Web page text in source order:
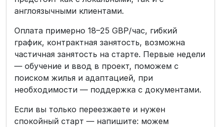
англоязычными клиентами.
Оплата примерно 18–25 GBP/час, гибкий
график, контрактная занятость, возможна
частичная занятость на старте. Первые недели
— обучение и ввод в проект, поможем с
поиском жилья и адаптацией, при
необходимости — поддержка с документами.
Если вы только переезжаете и нужен
спокойный старт — напишите: можем